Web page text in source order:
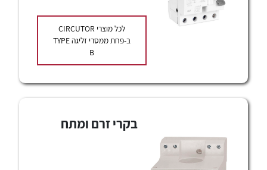
לכל מוצרי היצרן
לכל מוצרי היצרן
לכל מוצרי CIRCUTOR
ב-פחת ממסרי זליגה TYPE
B
בקרי זרם ומתח